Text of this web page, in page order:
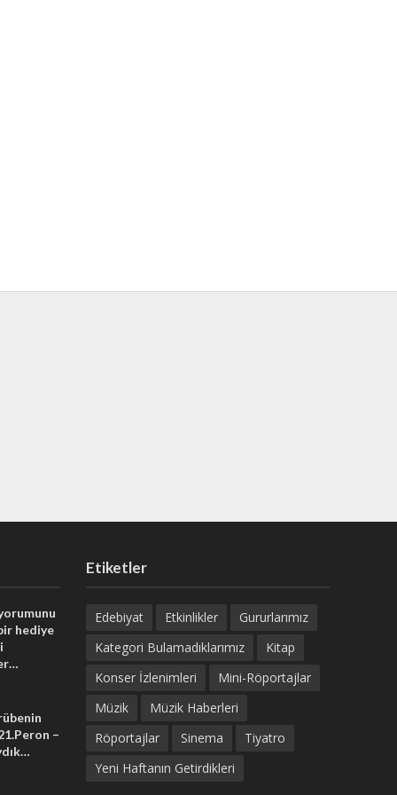
hediye
–
Etiketler
Edebiyat Etkinlikler
Gururlarımız
Kategori Bulamadıklarımız
Kitap
Konser İzlenimleri
Mini-Röportajlar
Müzik
Müzik Haberleri
Röportajlar
Sinema
Tiyatro
Yeni Haftanın Getirdikleri